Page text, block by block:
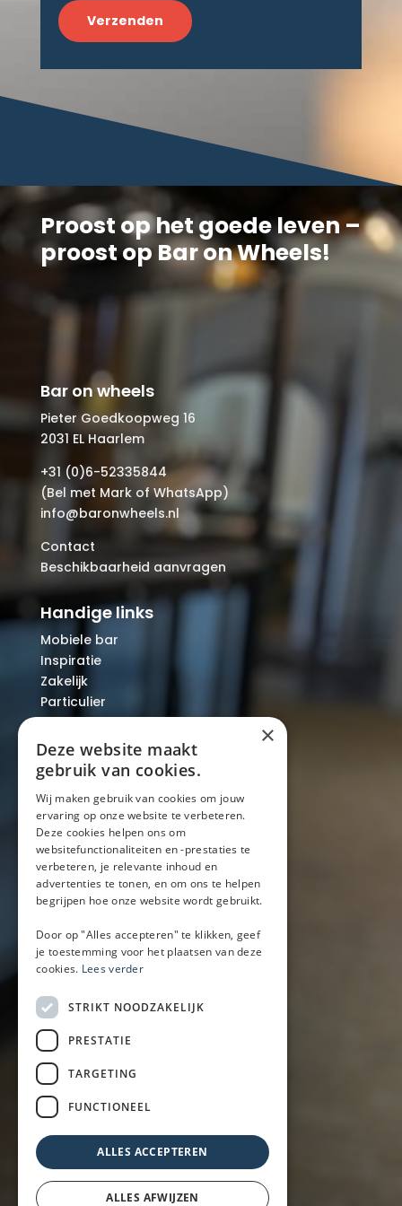
Proost op het goede leven –
proost op Bar on Wheels!
Bar on wheels
Pieter Goedkoopweg 16
2031 EL Haarlem
+31 (0)6-52335844
(Bel met Mark of WhatsApp)
info@baronwheels.nl
Contact
Beschikbaarheid aanvragen
Handige links
Mobiele bar
Inspiratie
Zakelijk
Particulier
Over ons
Blog
Locaties
Mobiele bar
Mobiele bar huren
Bier/wijn/fris bar
Champagnebar
Wijnbar
Aperol spritz bar
Arrangementen
Lunch
Borrel met hapjes
BBQ
Buffet
Walking dinner
×
Deze website maakt
gebruik van cookies.
Wij maken gebruik van cookies om jouw
ervaring op onze website te verbeteren.
Deze cookies helpen ons om
websitefunctionaliteiten en -prestaties te
verbeteren, je relevante inhoud en
advertenties te tonen, en om ons te helpen
begrijpen hoe onze website wordt gebruikt.
Door op "Alles accepteren" te klikken, geef
je toestemming voor het plaatsen van deze
cookies. Lees verder
STRIKT NOODZAKELIJK
PRESTATIE
TARGETING
FUNCTIONEEL
ALLES ACCEPTEREN
ALLES AFWIJZEN